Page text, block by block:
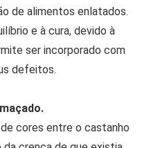
de alimentos enlatados.
e à cura, devido à
ser incorporado com
defeitos.
cores entre o castanho